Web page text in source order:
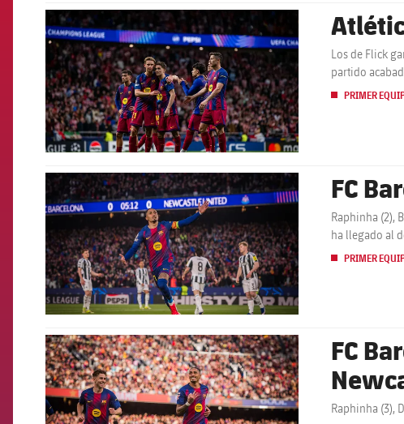
FCB Barcelona badge
Los de Flick
partido
PRIMER
FCB Barcelona badge FC
Raphinha (2),
ha llegado al
PRIMER
FCB Barcelona badge
FC
Raphinha (3),